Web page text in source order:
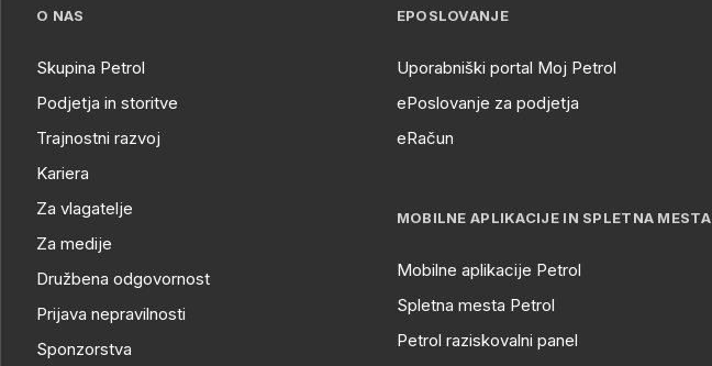
O NAS
Skupina Petrol
Podjetja in storitve
Trajnostni razvoj
Kariera
Za vlagatelje
Za medije
Družbena odgovornost
Prijava nepravilnosti
Sponzorstva
EPOSLOVANJE
Uporabniški portal Moj Petrol
ePoslovanje za podjetja
eRačun
MOBILNE APLIKACIJE IN SPLETNA MESTA
Mobilne aplikacije Petrol
Spletna mesta Petrol
Petrol raziskovalni panel